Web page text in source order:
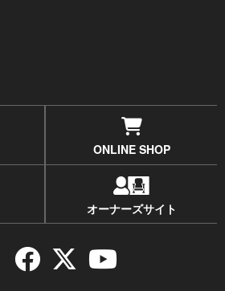
ONLINE SHOP
オーナーズサイト